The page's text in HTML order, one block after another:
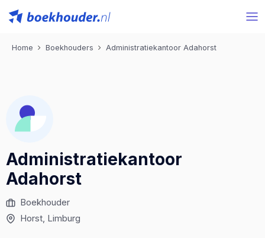
Home Boekhouders Administratiekantoor Adahorst
Administratiekantoor
Adahorst
Boekhouder
Horst, Limburg